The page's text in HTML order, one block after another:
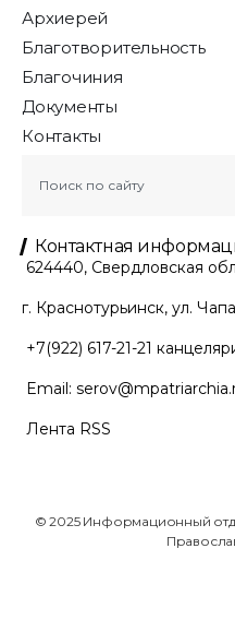
Архиерей
Благотворительность
Благочиния
Документы
Контакты
Контактная
624440, Свердловская
г. Краснотурьинск, ул.
+7(922) 617-21-21
Email:
Лента RSS
© 2025 Информационный